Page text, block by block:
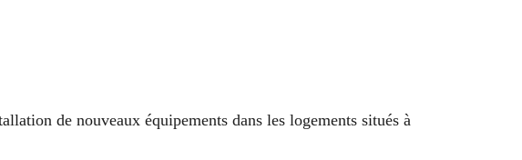
de nouveaux équipements dans les logements situés à